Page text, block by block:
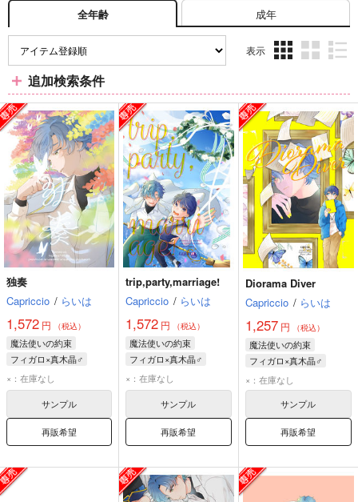
全年齢 成年
表示
ム
表
示
ム
表
示
ム
表
示
追加検索条件
独奏
Capriccio / らいは
1,572 円 （税込）
魔法使いの約束
フィガロ×真木晶♂
フィガロ
×：在庫なし
サンプル
再販希望
trip,party,marriage!
Capriccio / らいは
1,572 円 （税込）
魔法使いの約束
フィガロ×真木晶♂
フィガロ
×：在庫なし
サンプル
再販希望
Diorama Diver
Capriccio / らいは
1,257円 （税込）
魔法使いの約束
フィガロ×真木晶♂
フィガロ
×：在庫なし
サンプル
再販希望